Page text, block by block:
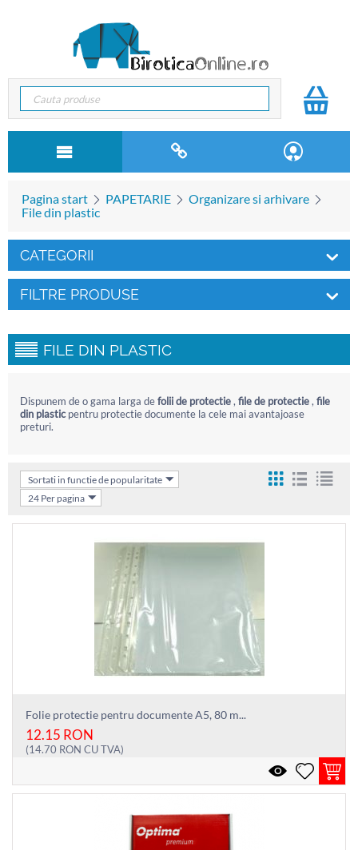
Pagina start PAPETARIE
Organizare si arhivare
File din plastic
CATEGORII
FILTRE PRODUSE
FILE DIN PLASTIC
Dispunem de o gama larga defolii de protectie, file de protectie, file
din plasticpentru protectie documente la cele mai avantajoase
preturi.
Sortati in functie de popularitate
24 Per pagina
Folie protectie pentru documente A5, 80 m...
12.15 RON
(14.70 RON CU TVA)